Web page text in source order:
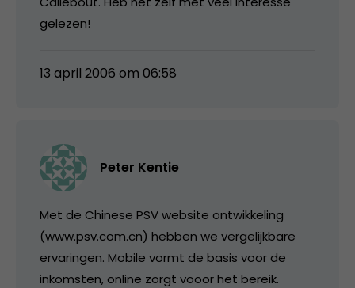
gelezen!
13 april 2006 om 06:58
Peter Kentie
Met de Chinese PSV website ontwikkeling
(www.psv.com.cn) hebben we vergelijkbare
ervaringen. Mobile vormt de basis voor de
inkomsten, online zorgt vooor het bereik.